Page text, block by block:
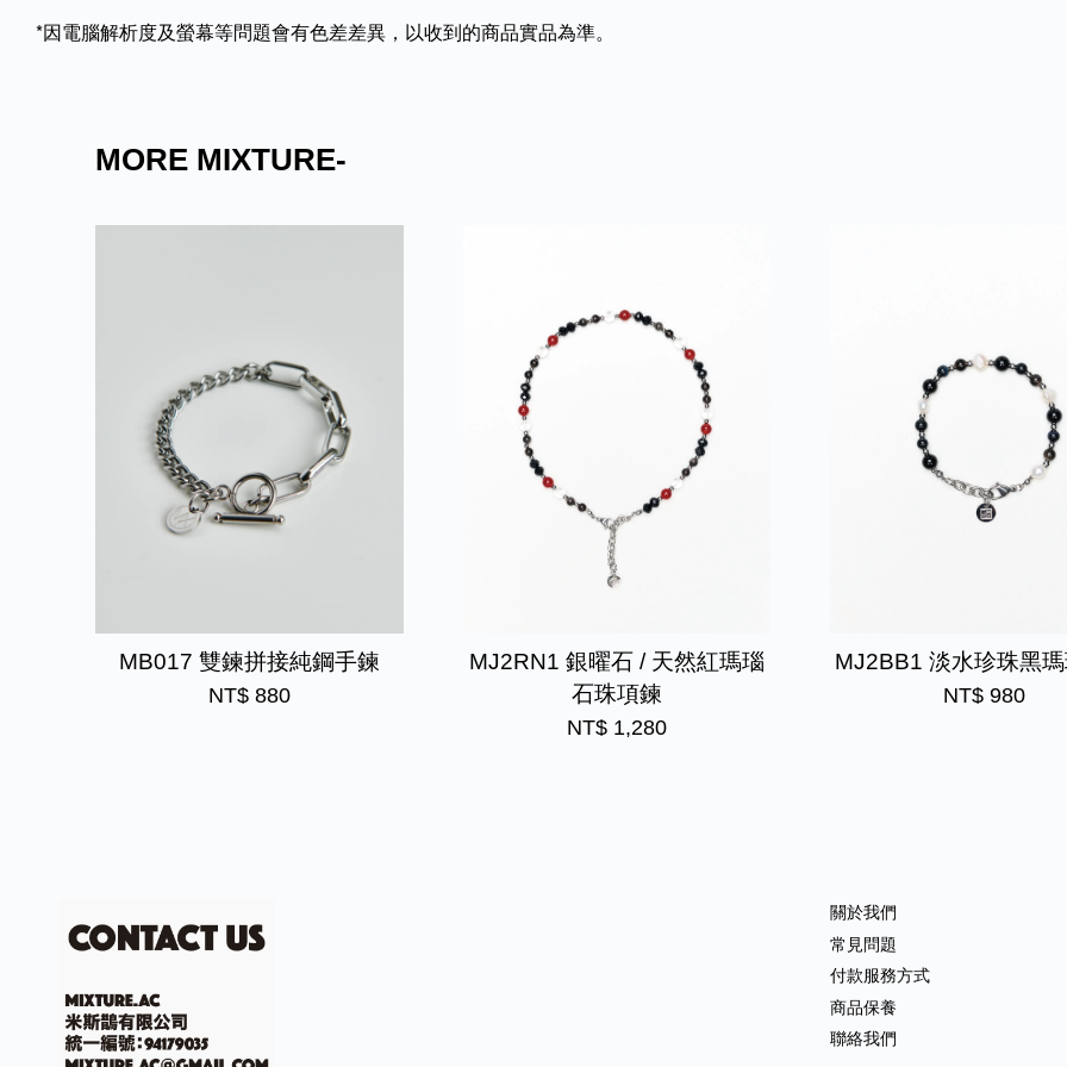
*因電腦解析度及螢幕等問題會有色差差異，以收到的商品實品為準。
MORE MIXTURE-
MB017 雙鍊拼接純鋼手鍊
NT$ 880
MJ2RN1 銀曜石 / 天然紅瑪瑙
石珠項鍊
NT$ 1,280
MJ2BB1 淡水珍珠黑
NT$ 980
關於我們
常見問題
付款服務方式
商品保養
聯絡我們